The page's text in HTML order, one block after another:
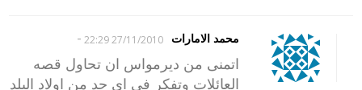
محمد الامارات 27/11/2010 22:29
-
اتمنى من ديرمواس ان تحاول قصه
العائلات وتفكر فى اى حد من اولاد البلد